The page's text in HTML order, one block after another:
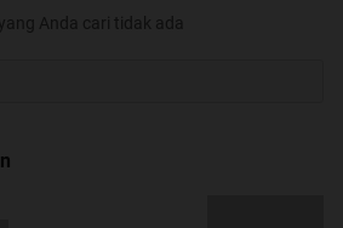
Anda cari tidak ada